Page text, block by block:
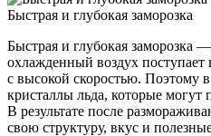
Быстрая и глубокая заморозка
Быстрая и глубокая заморозка
охлажденный воздух поступает
с высокой скоростью. Поэтому
кристаллы льда, которые могут
В результате после
свою структуру, вкус и